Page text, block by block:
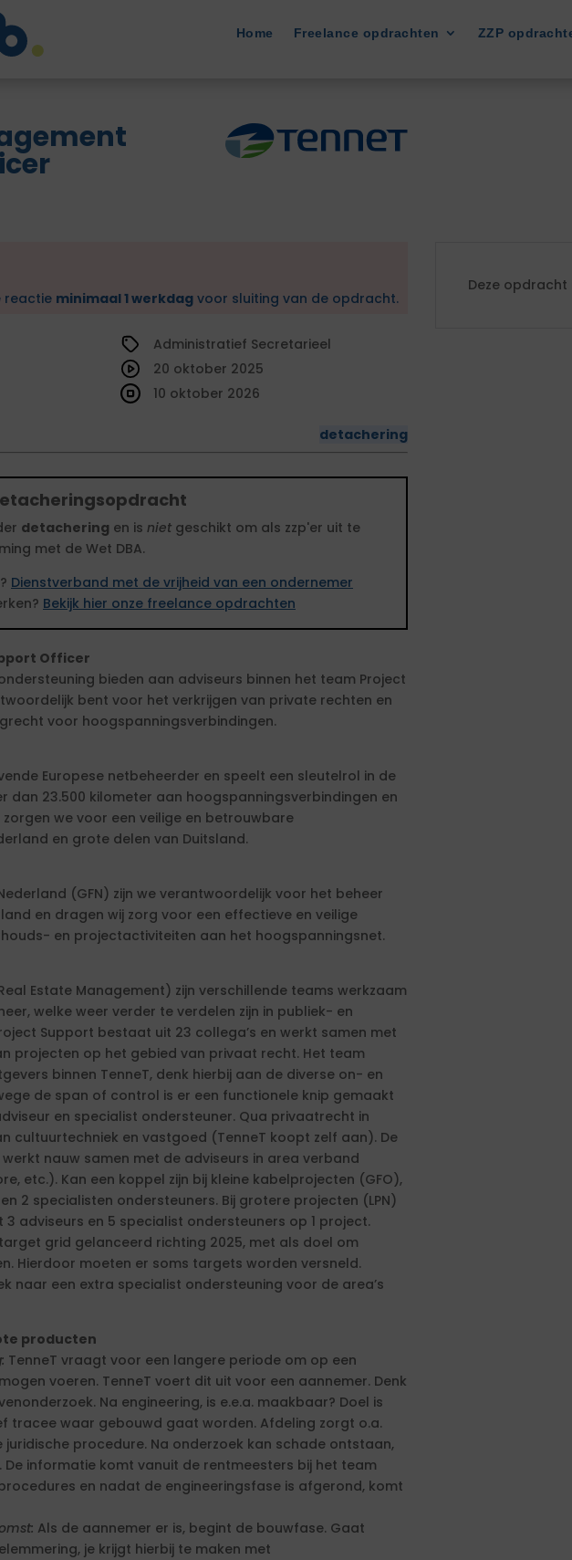
Home Freelance opdrachten ZZP
reactie minimaal 1 werkdag voor sluiting van de opdracht.
Administratief Secretarieel
detachering
20 oktober 2025
10 oktober 2026
detachering en is niet geschikt om als zzp'er uit te
met de Wet DBA.
Dienstverband met de vrijheid van een ondernemer
Bekijk hier onze freelance opdrachten
Officer
bieden aan adviseurs binnen het team Project
bent voor het verkrijgen van private rechten en
voor hoogspanningsverbindingen.
Europese netbeheerder en speelt een sleutelrol in de
dan 23.500 kilometer aan hoogspanningsverbindingen en
we voor een veilige en betrouwbare
en grote delen van Duitsland.
(GFN) zijn we verantwoordelijk voor het beheer
en dragen wij zorg voor een effectieve en veilige
en projectactiviteiten aan het hoogspanningsnet.
Estate Management) zijn verschillende teams werkzaam
welke weer verder te verdelen zijn in publiek- en
Support bestaat uit 23 collega’s en werkt samen met
projecten op het gebied van privaat recht. Het team
binnen TenneT, denk hierbij aan de diverse on- en
de span of control is er een functionele knip gemaakt
en specialist ondersteuner. Qua privaatrecht in
cultuurtechniek en vastgoed (TenneT koopt zelf aan). De
nauw samen met de adviseurs in area verband
etc.). Kan een koppel zijn bij kleine kabelprojecten (GFO),
2 specialisten ondersteuners. Bij grotere projecten (LPN)
adviseurs en 5 specialist ondersteuners op 1 project.
grid gelanceerd richting 2025, met als doel om
Hierdoor moeten er soms targets worden versneld.
naar een extra specialist ondersteuning voor de area’s
producten
TenneT vraagt voor een langere periode om op een
voeren. TenneT voert dit uit voor een aannemer. Denk
Na engineering, is e.e.a. maakbaar? Doel is
tracee waar gebouwd gaat worden. Afdeling zorgt o.a.
procedure. Na onderzoek kan schade ontstaan,
informatie komt vanuit de rentmeesters bij het team
en nadat de engineeringsfase is afgerond, komt
Als de aannemer er is, begint de bouwfase. Gaat
je krijgt hierbij te maken met
Deze opdracht